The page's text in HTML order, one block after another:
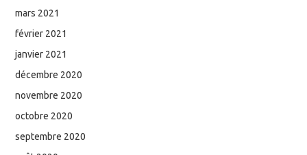
mars 2021
février 2021
janvier 2021
décembre 2020
novembre 2020
octobre 2020
septembre 2020